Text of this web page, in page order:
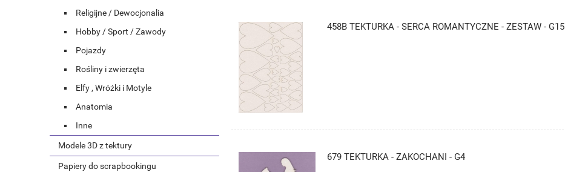
Religijne / Dewocjonalia
Hobby / Sport / Zawody
Pojazdy
Rośliny i zwierzęta
Elfy , Wróżki i Motyle
Anatomia
Inne
Modele 3D z tektury
Papiery do scrapbookingu
458B TEKTURKA - SERCA ROMANTYCZNE - ZESTAW - G15
679 TEKTURKA - ZAKOCHANI - G4